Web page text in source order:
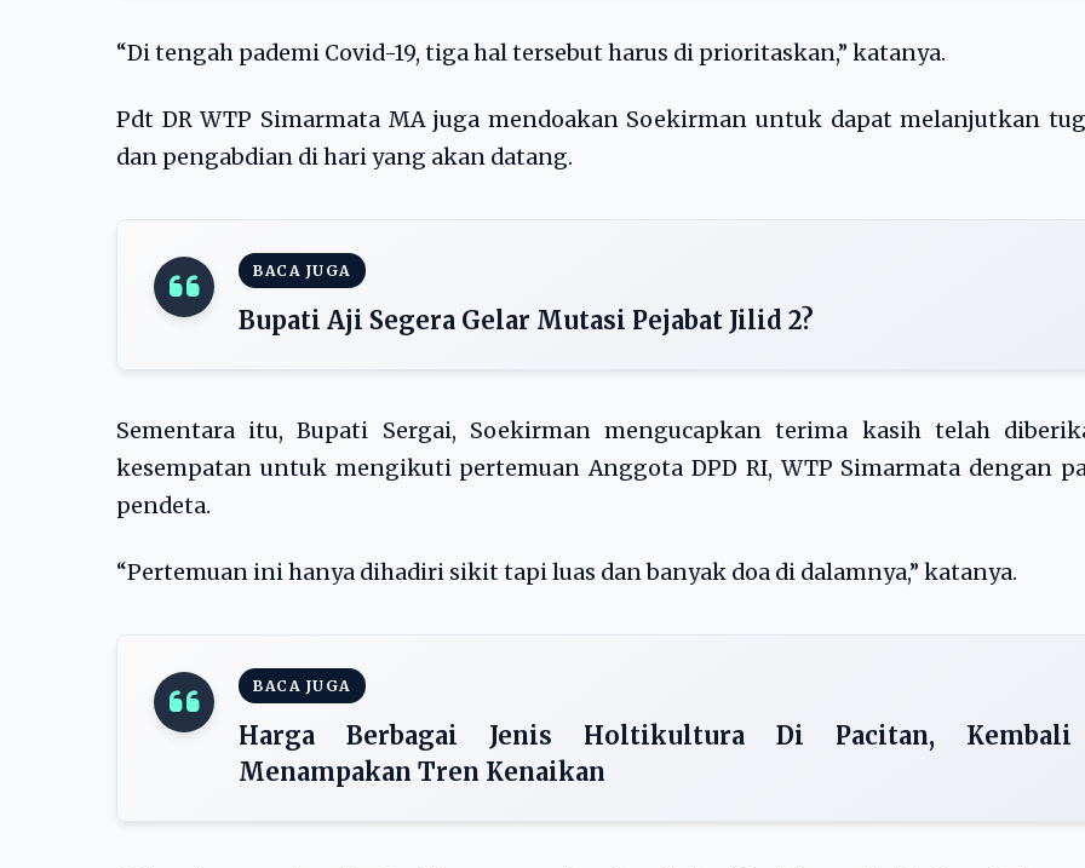
“Di tengah pademi Covid-19, tiga hal tersebut harus di prioritaskan,” katanya.
Pdt DR WTP Simarmata MA juga mendoakan Soekirman untuk dapat melanjutkan
dan pengabdian di hari yang akan datang.
BACA JUGA
Bupati Aji Segera Gelar Mutasi Pejabat Jilid 2?
Sementara itu, Bupati Sergai, Soekirman mengucapkan terima kasih telah
kesempatan untuk mengikuti pertemuan Anggota DPD RI, WTP Simarmata dengan
pendeta.
“Pertemuan ini hanya dihadiri sikit tapi luas dan banyak doa di dalamnya,” katanya.
BACA JUGA
Harga Berbagai Jenis Holtikultura Di Pacitan, Kembali
Menampakan Tren Kenaikan